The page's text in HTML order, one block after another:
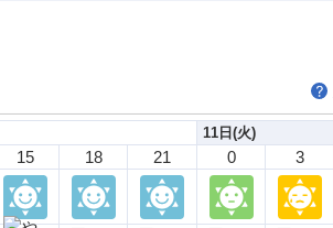
15 18 21
11日(火)
0 3